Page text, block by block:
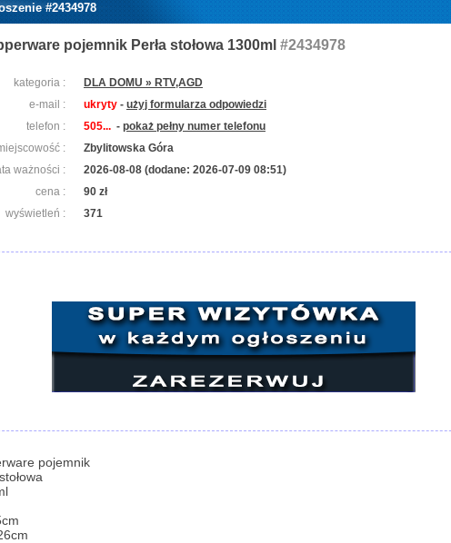
#2434978
pojemnik Perła stołowa 1300ml #2434978
kategoria :
DLA DOMU » RTV,AGD
e-mail :
ukryty - użyj formularza odpowiedzi
telefon :
505... - pokaż pełny numer telefonu
:
Zbylitowska Góra
ważności :
2026-08-08 (dodane: 2026-07-09 08:51)
cena :
90 zł
wyświetleń :
371
pojemnik